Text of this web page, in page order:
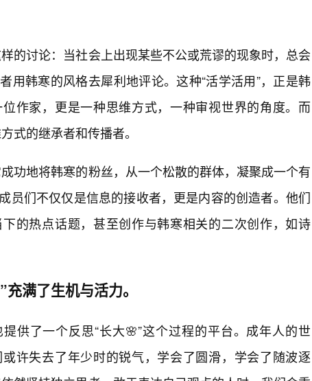
的讨论：当社会上出现某些不公或荒谬的现象时，总会
用韩寒的风格去犀利地评论。这种“活学活用”，正是韩
作家，更是一种思维方式，一种审视世界的角度。而
式的继承者和传播者。
功地将韩寒的粉丝，从一个松散的群体，凝聚成一个有
员们不仅仅是信息的接收者，更是内容的创造者。他们
的热点话题，甚至创作与韩寒相关的二次创作，如诗
满了生机与活力。
提供了一个反思“长大🌸”这个过程的平台。成年人的世
许失去了年少时的锐气，学会了圆滑，学会了随波逐